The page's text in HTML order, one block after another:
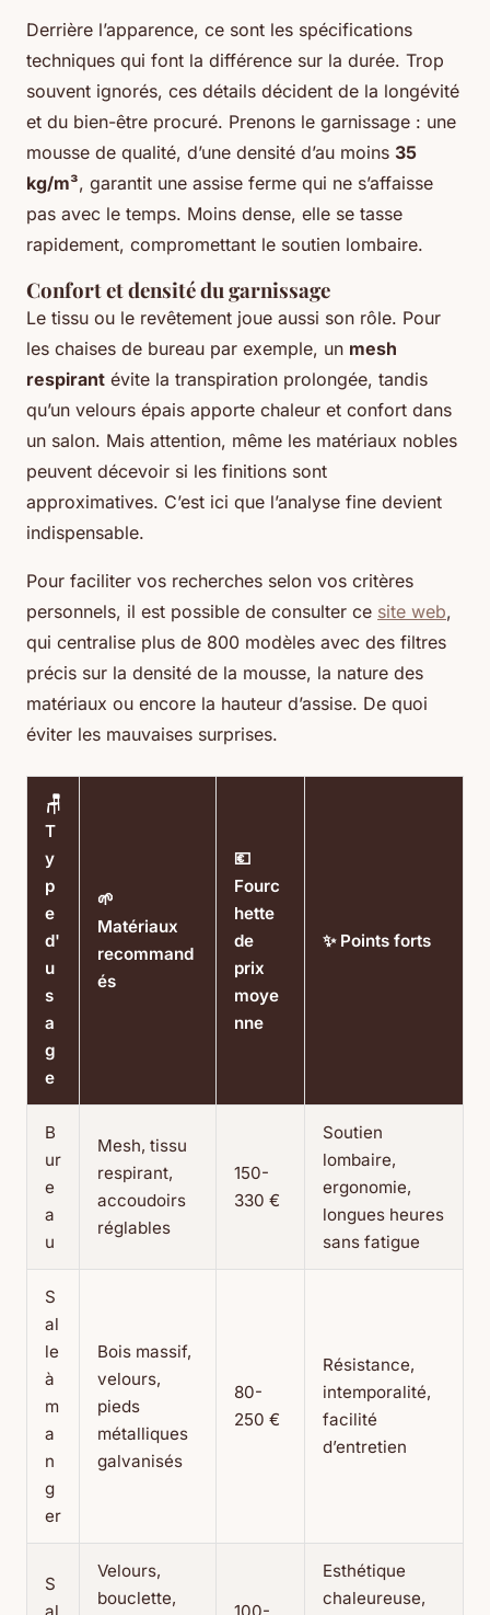
Derrière l’apparence, ce sont les spécifications
techniques qui font la différence sur la durée. Trop
souvent ignorés, ces détails décident de la longévité
et du bien-être procuré. Prenons le garnissage : une
mousse de qualité, d’une densité d’au moins 35
kg/m³, garantit une assise ferme qui ne s’affaisse
pas avec le temps. Moins dense, elle se tasse
rapidement, compromettant le soutien lombaire.
Confort et densité du garnissage
Le tissu ou le revêtement joue aussi son rôle. Pour
les chaises de bureau par exemple, un mesh
respirant évite la transpiration prolongée, tandis
qu’un velours épais apporte chaleur et confort dans
un salon. Mais attention, même les matériaux nobles
peuvent décevoir si les finitions sont
approximatives. C’est ici que l’analyse fine devient
indispensable.
Pour faciliter vos recherches selon vos critères
personnels, il est possible de consulter ce site web,
qui centralise plus de 800 modèles avec des filtres
précis sur la densité de la mousse, la nature des
matériaux ou encore la hauteur d’assise. De quoi
éviter les mauvaises surprises.
🪑
T
y
p
e
d'
u
s
a
g
e
🌱
Matériaux
recommand
és
💶
Fourc
hette
de
prix
moye
nne
✨ Points forts
B
ur
e
a
u
Mesh, tissu
respirant,
accoudoirs
réglables
150-
330 €
Soutien
lombaire,
ergonomie,
longues heures
sans fatigue
S
al
le
à
m
a
n
g
er
Bois massif,
velours,
pieds
métalliques
galvanisés
80-
250 €
Résistance,
intemporalité,
facilité
d’entretien
S
Velours,
bouclette,
Esthétique
chaleureuse,